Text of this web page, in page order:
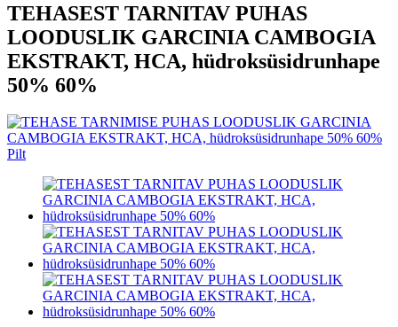
TEHASEST TARNITAV PUHAS
LOODUSLIK GARCINIA CAMBOGIA
EKSTRAKT, HCA, hüdroksüsidrunhape
50% 60%